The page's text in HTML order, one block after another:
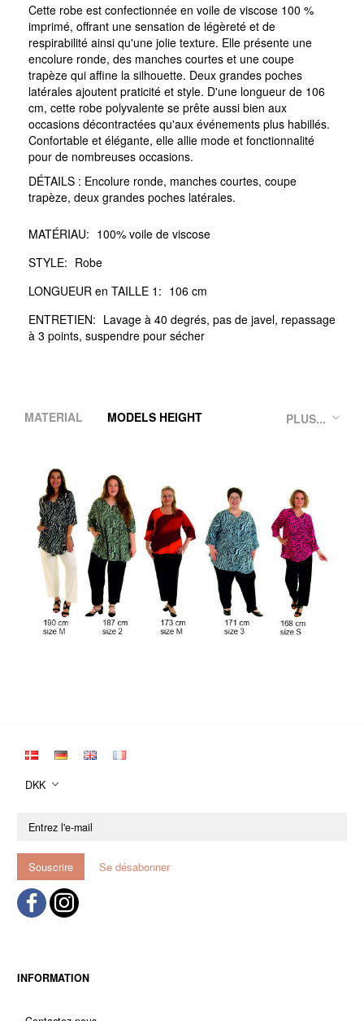
Cette robe est confectionnée en voile de viscose 100 %
imprimé, offrant une sensation de légèreté et de
respirabilité ainsi qu'une jolie texture. Elle présente une
encolure ronde, des manches courtes et une coupe
trapèze qui affine la silhouette. Deux grandes poches
latérales ajoutent praticité et style. D'une longueur de 106
cm, cette robe polyvalente se prête aussi bien aux
occasions décontractées qu'aux événements plus habillés.
Confortable et élégante, elle allie mode et fonctionnalité
pour de nombreuses occasions.
DÉTAILS : Encolure ronde, manches courtes, coupe
trapèze, deux grandes poches latérales.
MATÉRIAU: 100% voile de viscose
STYLE: Robe
LONGUEUR en TAILLE 1: 106 cm
ENTRETIEN: Lavage à 40 degrés, pas de javel, repassage
à 3 points, suspendre pour sécher
PLUS...
MATERIAL MODELS HEIGHT
DKK
Souscrire Se désabonner
INFORMATION